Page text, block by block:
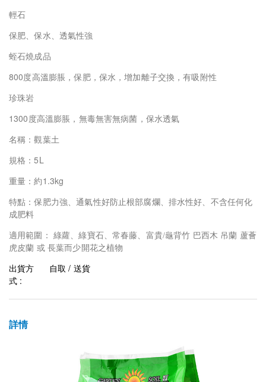
輕石
保肥、保水、透氣性強
蛭石燒成品
800度高溫膨脹，保肥，保水，增加離子交換，有吸附性
珍珠岩
1300度高溫膨脹，無毒無害無病菌，保水透氣
名稱：觀葉土
規格：5L
重量：約1.3kg
特點：保肥力強、通氣性好防止根部腐爛、排水性好、不含任何化
成肥料
適用範圍： 綠蘿、綠寶石、常春藤、 富貴/龜背竹 巴西木 吊蘭 蘆薈
虎皮蘭 或 長葉而少開花之植物
出貨方
式 :
自取 / 送貨
詳情